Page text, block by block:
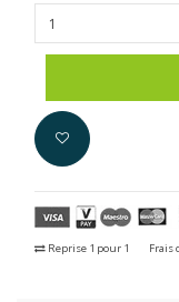
Reprise 1 pour 1 Frais